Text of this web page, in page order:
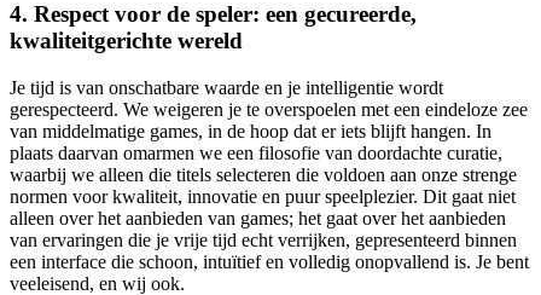
4. Respect voor de speler: een gecureerde,
kwaliteitgerichte wereld
Je tijd is van onschatbare waarde en je intelligentie wordt
gerespecteerd. We weigeren je te overspoelen met een eindeloze zee
van middelmatige games, in de hoop dat er iets blijft hangen. In
plaats daarvan omarmen we een filosofie van doordachte curatie,
waarbij we alleen die titels selecteren die voldoen aan onze strenge
normen voor kwaliteit, innovatie en puur speelplezier. Dit gaat niet
alleen over het aanbieden van games; het gaat over het aanbieden
van ervaringen die je vrije tijd echt verrijken, gepresenteerd binnen
een interface die schoon, intuïtief en volledig onopvallend is. Je bent
veeleisend, en wij ook.